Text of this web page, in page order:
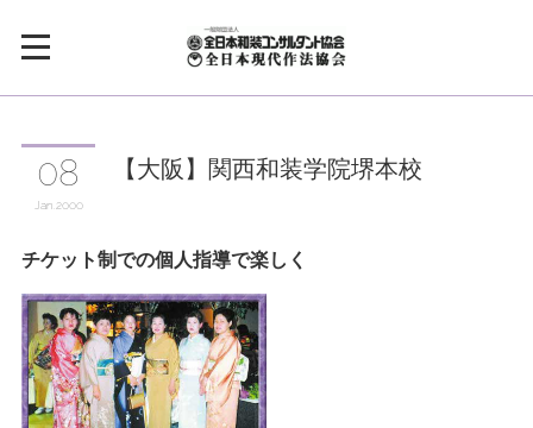
08
Jan 2000
【大阪】関西和装学院堺本校
チケット制での個人指導で楽しく